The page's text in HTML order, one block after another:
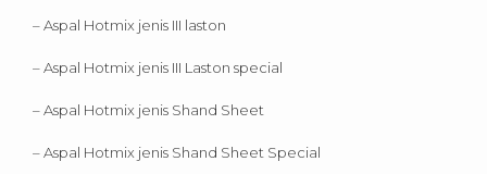
– Aspal Hotmix jenis III laston
– Aspal Hotmix jenis III Laston special
– Aspal Hotmix jenis Shand Sheet
– Aspal Hotmix jenis Shand Sheet Special